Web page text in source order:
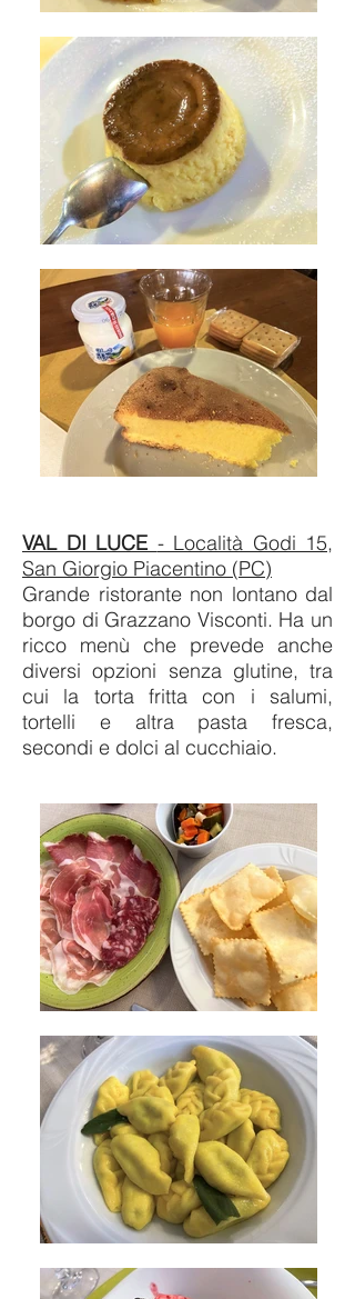
VAL DI LUCE - Località Godi 15,
San Giorgio Piacentino (PC)
Grande ristorante non lontano dal
borgo di Grazzano Visconti. Ha un
ricco menù che prevede anche
diversi opzioni senza glutine, tra
cui la torta fritta con i salumi,
tortelli e altra pasta fresca,
secondi e dolci al cucchiaio.